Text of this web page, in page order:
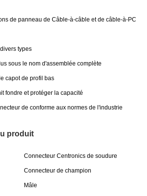
de panneau de Câble-à-câble et de câble-à-PC
types
sous le nom d'assemblée complète
capot de profil bas
fondre et protéger la capacité
de conforme aux normes de l'industrie
produit
Connecteur Centronics de soudure
Connecteur de champion
Mâle